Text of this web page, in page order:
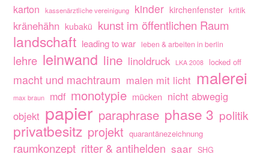
karton kassenärztliche vereinigung kinder kirchenfenster kritik
kränehähn kubakü kunst im öffentlichen Raum
landschaft leading to war leben & arbeiten in berlin
lehre leinwand line linoldruck LKA 2008 locked off
macht und machtraum malen mit licht malerei
max braun mdf monotypie mücken nicht abwegig
objekt papier paraphrase phase 3 politik
privatbesitz projekt quarantänezeichnung
raumkonzept ritter & antihelden saar SHG